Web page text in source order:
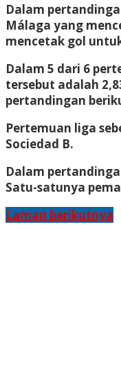
Dalam
Málaga yang
mencetak gol
Dalam 5 dari 6
tersebut adalah
pertandingan
Pertemuan liga
Sociedad B.
Dalam
Satu-satunya
Laman berikutnya